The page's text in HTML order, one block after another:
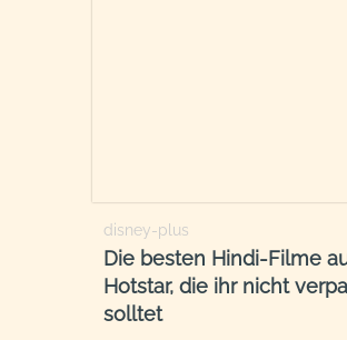
disney-plus
Die besten Hindi-Filme
Hotstar, die ihr nicht
solltet